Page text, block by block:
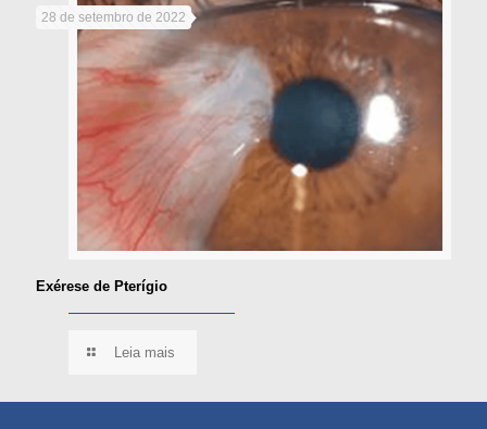
28 de setembro de 2022
Exérese de Pterígio
Leia mais